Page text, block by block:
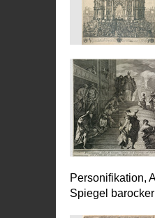
Personifikation,
Spiegel